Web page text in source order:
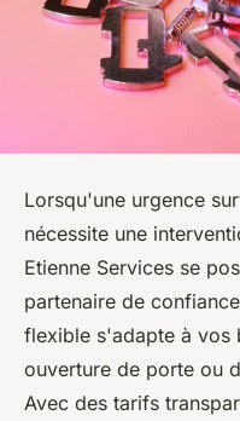
Lorsqu'une urgence
nécessite une
Etienne Services se
partenaire de
flexible s'adapte à vos
ouverture de porte ou
Avec des tarifs